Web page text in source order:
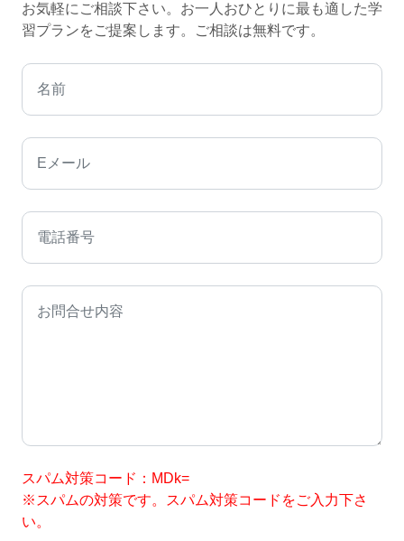
お気軽にご相談下さい。お一人おひとりに最も適した学
習プランをご提案します。ご相談は無料です。
スパム対策コード：MDk=
※スパムの対策です。スパム対策コードをご入力下さ
い。